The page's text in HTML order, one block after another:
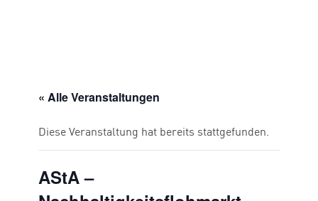
« Alle Veranstaltungen
Diese Veranstaltung hat bereits stattgefunden.
AStA –